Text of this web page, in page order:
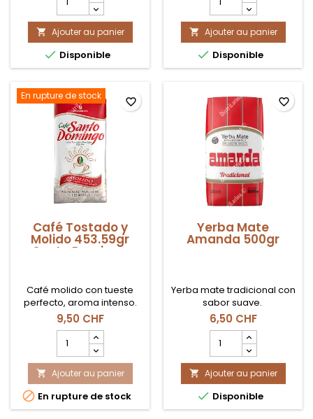
quantité
du
produit
Yerba
Mate
Kurupi
500gr
 Ajouter au panier
 Disponible
quantité
du
produit
Yerba
Mate
Cbse
 Ajouter au panier
 Disponible
En rupture de stock
Café Tostado y
Molido 453.59gr
Santo Domingo
Café molido con tueste
perfecto, aroma intenso.
9,50 CHF
quantité
du
produit
Café
Tostado
y
 Ajouter au panier
 En rupture de stock
favorite_border
Yerba Mate
Amanda 500gr
Yerba mate tradicional con
sabor suave.
6,50 CHF
quantité
du
produit
Yerba
Mate
Amanda
 Ajouter au panier
 Disponible
favorite_border